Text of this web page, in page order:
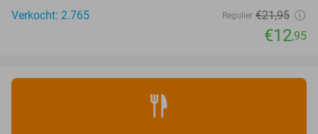
Verkocht: 2.765 Regulier €21,95
€12,95